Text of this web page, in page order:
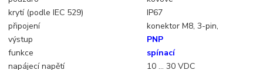
krytí (podle IEC 529)
IP67
připojení
konektor M8, 3-pin,
výstup
PNP
funkce
spínací
napájecí napětí
10 ... 30 VDC